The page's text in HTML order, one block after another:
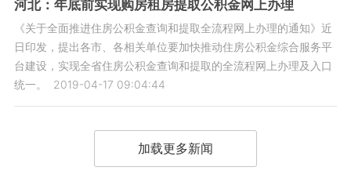
河北：年底前实现购房租房提取公积金网上办理
《关于全面推进住房公积金查询和提取全流程网上办理的通知》近
日印发，提出各市、各相关单位要加快推动住房公积金综合服务平
台建设，实现全省住房公积金查询和提取的全流程网上办理及入口
统一。
2019-04-17 09:04:44
加载更多新闻